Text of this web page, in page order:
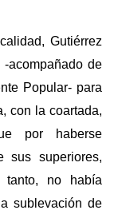
Gutiérrez
acompañado de
Popular- para
con la coartada,
por haberse
sus superiores,
no había
sublevación de